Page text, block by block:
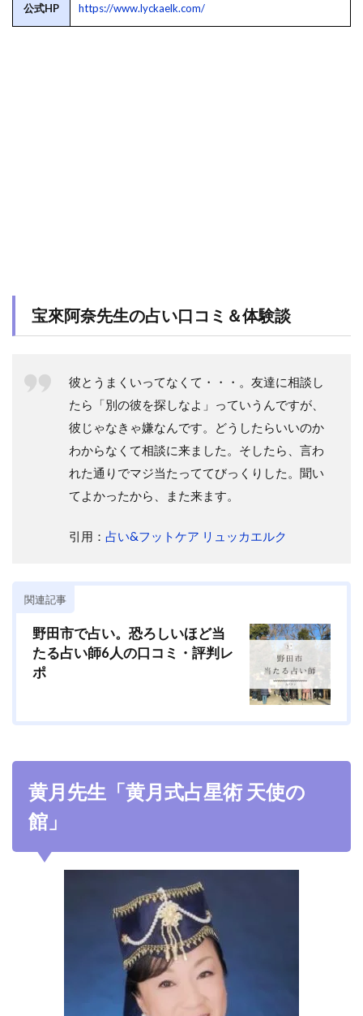
公式HP https://www.lyckaelk.com/
宝來阿奈先生の占い口コミ＆体験談
彼とうまくいってなくて・・・。友達に相談し
たら「別の彼を探しなよ」っていうんですが、
彼じゃなきゃ嫌なんです。どうしたらいいのか
わからなくて相談に来ました。そしたら、言わ
れた通りでマジ当たっててびっくりした。聞い
てよかったから、また来ます。
引用： 占い&フットケア リュッカエルク
関連記事
野田市で占い。恐ろしいほど当
たる占い師6人の口コミ・評判レ
ポ
黄月先生「黄月式占星術 天使の
館」